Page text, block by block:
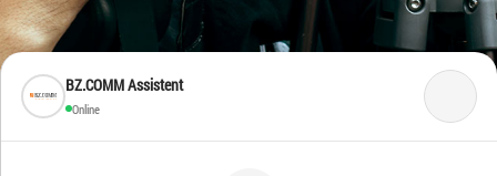
BZ.COMM Assistent
Online